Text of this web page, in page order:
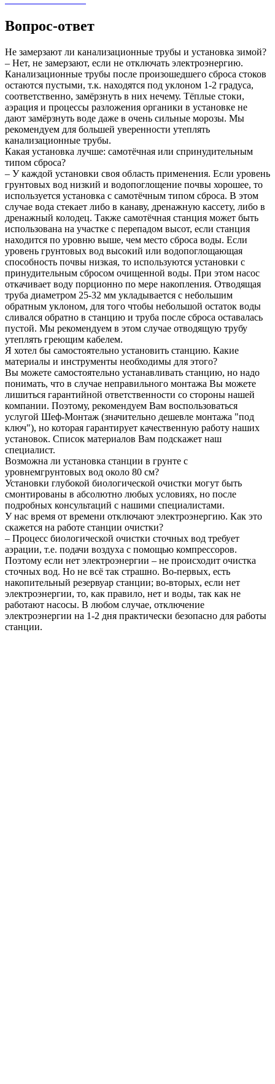
Вопрос-ответ
Не замерзают ли канализационные трубы и установка зимой?
– Нет, не замерзают, если не отключать электроэнергию.
Канализационные трубы после произошедшего сброса стоков
остаются пустыми, т.к. находятся под уклоном 1-2 градуса,
соответственно, замёрзнуть в них нечему. Тёплые стоки,
аэрация и процессы разложения органики в установке не
дают замёрзнуть воде даже в очень сильные морозы. Мы
рекомендуем для большей уверенности утеплять
канализационные трубы.
Какая установка лучше: самотёчная или спринудительным
типом сброса?
– У каждой установки своя область применения. Если уровень
грунтовых вод низкий и водопоглощение почвы хорошее, то
используется установка с самотёчным типом сброса. В этом
случае вода стекает либо в канаву, дренажную кассету, либо в
дренажный колодец. Также самотёчная станция может быть
использована на участке с перепадом высот, если станция
находится по уровню выше, чем место сброса воды. Если
уровень грунтовых вод высокий или водопоглощающая
способность почвы низкая, то используются установки с
принудительным сбросом очищенной воды. При этом насос
откачивает воду порционно по мере накопления. Отводящая
труба диаметром 25-32 мм укладывается с небольшим
обратным уклоном, для того чтобы небольшой остаток воды
сливался обратно в станцию и труба после сброса оставалась
пустой. Мы рекомендуем в этом случае отводящую трубу
утеплять греющим кабелем.
Я хотел бы самостоятельно установить станцию. Какие
материалы и инструменты необходимы для этого?
Вы можете самостоятельно устанавливать станцию, но надо
понимать, что в случае неправильного монтажа Вы можете
лишиться гарантийной ответственности со стороны нашей
компании. Поэтому, рекомендуем Вам воспользоваться
услугой Шеф-Монтаж (значительно дешевле монтажа "под
ключ"), но которая гарантирует качественную работу наших
установок. Список материалов Вам подскажет наш
специалист.
Возможна ли установка станции в грунте с
уровнемгрунтовых вод около 80 см?
Установки глубокой биологической очистки могут быть
смонтированы в абсолютно любых условиях, но после
подробных консультаций с нашими специалистами.
У нас время от времени отключают электроэнергию. Как это
скажется на работе станции очистки?
– Процесс биологической очистки сточных вод требует
аэрации, т.е. подачи воздуха с помощью компрессоров.
Поэтому если нет электроэнергии – не происходит очистка
сточных вод. Но не всё так страшно. Во-первых, есть
накопительный резервуар станции; во-вторых, если нет
электроэнергии, то, как правило, нет и воды, так как не
работают насосы. В любом случае, отключение
электроэнергии на 1-2 дня практически безопасно для работы
станции.